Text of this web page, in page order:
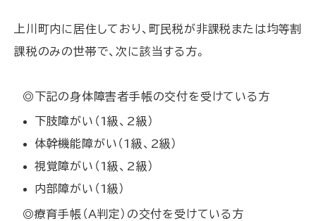
上川町内に居住しており、町民税が非課税または均等割
課税のみの世帯で、次に該当する方。
◎下記の身体障害者手帳の交付を受けている方
下肢障がい（1級、2級）
体幹機能障がい（1級、2級）
視覚障がい（1級、2級）
内部障がい（1級）
◎療育手帳（A判定）の交付を受けている方